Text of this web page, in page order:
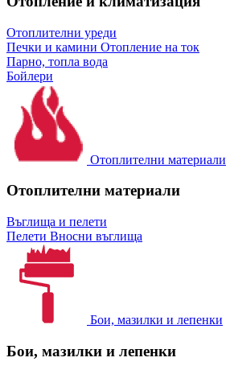
Отоплителни уреди
Печки и камини Отопление на ток
Парно, топла вода
Бойлери
Отоплителни материали
Отоплителни материали
Въглища и пелети
Пелети Вносни въглища
Бои, мазилки и лепенки
Бои, мазилки и лепенки